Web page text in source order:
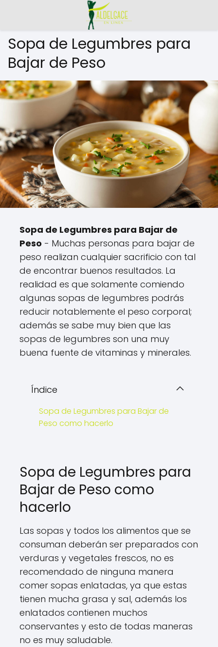
Sopa de Legumbres para
Bajar de Peso
Sopa de Legumbres para Bajar de
Peso - Muchas personas para bajar de
peso realizan cualquier sacrificio con tal
de encontrar buenos resultados. La
realidad es que solamente comiendo
algunas sopas de legumbres podrás
reducir notablemente el peso corporal;
además se sabe muy bien que las
sopas de legumbres son una muy
buena fuente de vitaminas y minerales.
Índice
Sopa de Legumbres para Bajar de
Peso como hacerlo
Sopa de Legumbres para
Bajar de Peso como
hacerlo
Las sopas y todos los alimentos que se
consuman deberán ser preparados con
verduras y vegetales frescos, no es
recomendado de ninguna manera
comer sopas enlatadas, ya que estas
tienen mucha grasa y sal, además los
enlatados contienen muchos
conservantes y esto de todas maneras
no es muy saludable.